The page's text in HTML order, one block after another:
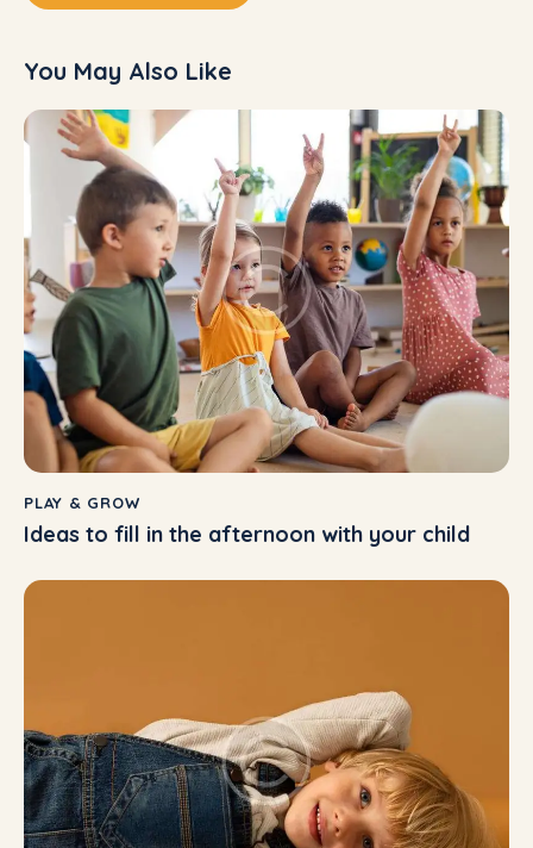
You May Also Like
PLAY & GROW
Ideas to fill in the afternoon with your child